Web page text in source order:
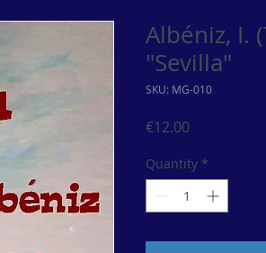
Albéniz, I.
"Sevilla"
SKU: MG-010
€12.00
Quantity *